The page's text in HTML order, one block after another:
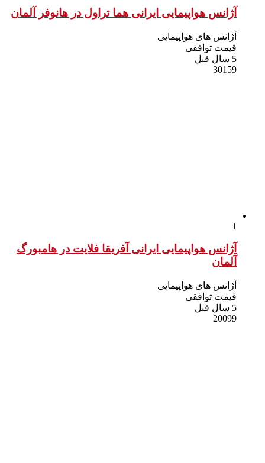
آژانس هواپیمایی ایرانی هما تراول در هانوفر آلمان
آژانس های هواپیمایی
قیمت توافقی
30159
آژانس هواپیمایی ایرانی آفریقا فلایت در هامبورگ
آلمان
آژانس های هواپیمایی
قیمت توافقی
20099